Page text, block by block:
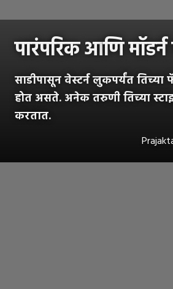
पारंपरिक आणि
साडीपासून वेस्टर्न लुकपर्यंत तिच्या
होत असते. अनेक तरुणी तिच्या
करतात.